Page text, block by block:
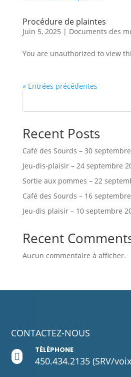
Procédure de plaintes
Juin 5, 2025 | Documents des
You are unauthorized to view
« Entrées précédentes
Recent Posts
Café des Sourds – 30
Jeu-dis-plaisir – 24 septembre
Sortie aux pommes – 22
Café des Sourds – 16
Jeu-dis plaisir – 10 septembre
Recent
Aucun commentaire à afficher.
CONTACTEZ-NOUS

TÉLÉPHONE
450.434.2135 (SRV/